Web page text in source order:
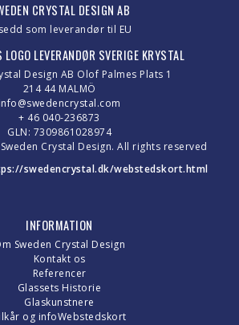
CRYSTAL DESIGN AB
som leverandør til EU
Design AB Olof Palmes Plats 1
214 44 MALMÖ
info@swedencrystal.com
+ 46 040-236873
GLN: 7309861028974
Crystal Design. All rights reserved
swedencrystal.dk/webstedskort.html
INFORMATION
Sweden Crystal Design
Kontakt os
Referencer
Glassets Historie
Glaskunstnere
og infoWebstedskort